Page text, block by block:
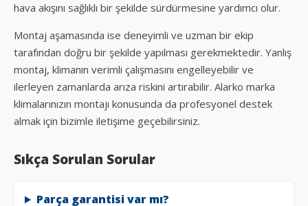
hava akışını sağlıklı bir şekilde sürdürmesine yardımcı olur.
Montaj aşamasında ise deneyimli ve uzman bir ekip
tarafından doğru bir şekilde yapılması gerekmektedir. Yanlış
montaj, klimanın verimli çalışmasını engelleyebilir ve
ilerleyen zamanlarda arıza riskini artırabilir. Alarko marka
klimalarınızın montajı konusunda da profesyonel destek
almak için bizimle iletişime geçebilirsiniz.
Sıkça Sorulan Sorular
Parça garantisi var mı?